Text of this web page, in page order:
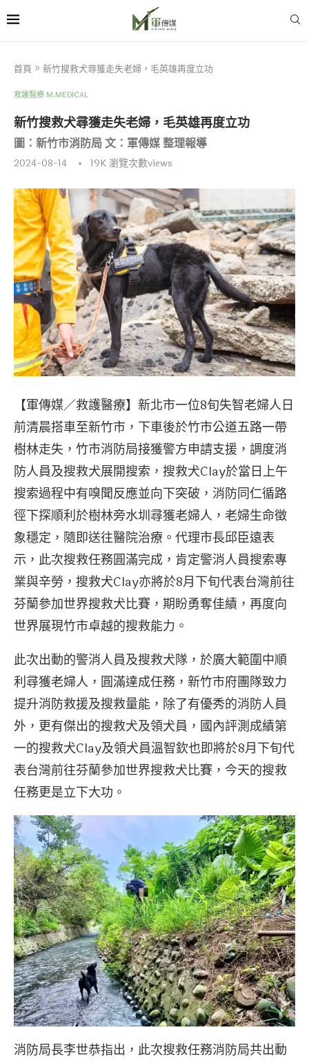
首頁 » 新竹搜救犬尋獲走失老婦，毛英雄再度立功
救護醫療 M.MEDICAL
新竹搜救犬尋獲走失老婦，毛英雄再度立功
圖：新竹市消防局 文：軍傳媒 整理報導
2024-08-14 19K瀏覽次數views
【軍傳媒／救護醫療】新北市一位8旬失智老婦人日
前清晨搭車至新竹市，下車後於竹市公道五路一帶
樹林走失，竹市消防局接獲警方申請支援，調度消
防人員及搜救犬展開搜索，搜救犬Clay於當日上午
搜索過程中有嗅聞反應並向下突破，消防同仁循路
徑下探順利於樹林旁水圳尋獲老婦人，老婦生命徵
象穩定，隨即送往醫院治療。代理市長邱臣遠表
示，此次搜救任務圓滿完成，肯定警消人員搜索專
業與辛勞，搜救犬Clay亦將於8月下旬代表台灣前往
芬蘭參加世界搜救犬比賽，期盼勇奪佳績，再度向
世界展現竹市卓越的搜救能力。
此次出動的警消人員及搜救犬隊，於廣大範圍中順
利尋獲老婦人，圓滿達成任務，新竹市府團隊致力
提升消防救援及搜救量能，除了有優秀的消防人員
外，更有傑出的搜救犬及領犬員，國內評測成績第
一的搜救犬Clay及領犬員溫智欽也即將於8月下旬代
表台灣前往芬蘭參加世界搜救犬比賽，今天的搜救
任務更是立下大功。
消防局長李世恭指出，此次搜救任務消防局共出動